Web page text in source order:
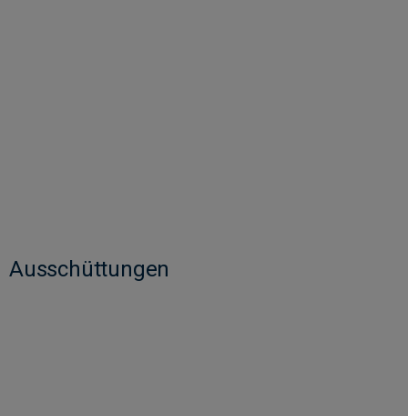
Ausschüttungen